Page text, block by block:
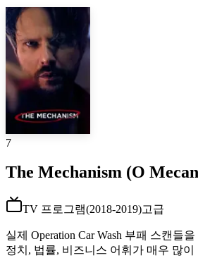
7
The Mechanism (O
TV 프로그램(2018-2019)고급
실제 Operation Car Wash 부패 스캔들
정치, 법률, 비즈니스 어휘가 매우 많